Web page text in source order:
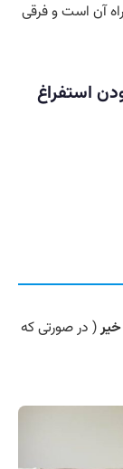
آن است و فرقی
استفراغ
خیر ( در صورتی که